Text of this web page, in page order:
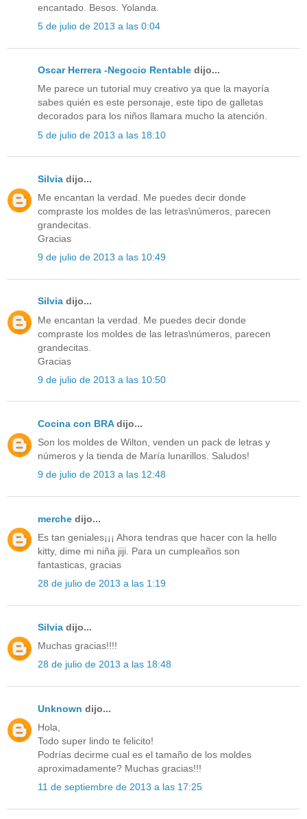
encantado. Besos. Yolanda.
5 de julio de 2013 a las 0:04
Oscar Herrera -Negocio Rentable dijo...
Me parece un tutorial muy creativo ya que la mayoría
sabes quién es este personaje, este tipo de galletas
decorados para los niños llamara mucho la atención.
5 de julio de 2013 a las 18:10
Silvia dijo...
Me encantan la verdad. Me puedes decir donde
compraste los moldes de las letras\números, parecen
grandecitas.
Gracias
9 de julio de 2013 a las 10:49
Silvia dijo...
Me encantan la verdad. Me puedes decir donde
compraste los moldes de las letras\números, parecen
grandecitas.
Gracias
9 de julio de 2013 a las 10:50
Cocina con BRAdijo...
Son los moldes de Wilton, venden un pack de letras y
números y la tienda de María lunarillos. Saludos!
9 de julio de 2013 a las 12:48
merche dijo...
Es tan geniales¡¡¡ Ahora tendras que hacer con la hello
kitty, dime mi niña jiji. Para un cumpleaños son
fantasticas, gracias
28 de julio de 2013 a las 1:19
Silvia dijo...
Muchas gracias!!!!
28 de julio de 2013 a las 18:48
Unknown dijo...
Hola,
Todo super lindo te felicito!
Podrías decirme cual es el tamaño de los moldes
aproximadamente? Muchas gracias!!!
11 de septiembre de 2013 a las 17:25